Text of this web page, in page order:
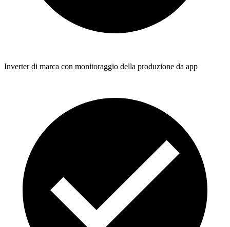
Inverter di marca con monitoraggio della produzione da app